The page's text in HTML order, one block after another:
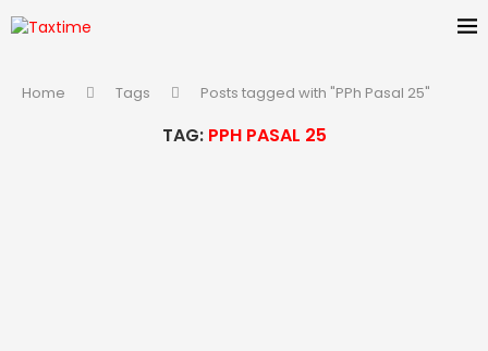
Home Tags Posts tagged with "PPh Pasal 25"
TAG: PPH PASAL 25